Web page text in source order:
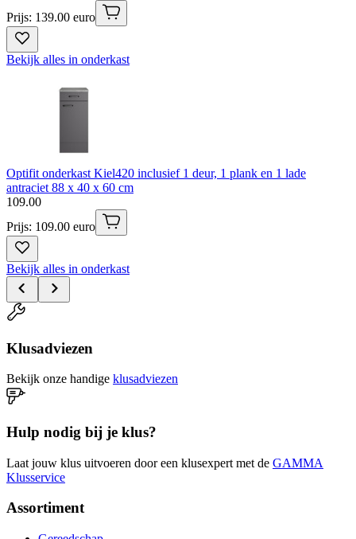
Prijs: 139.00 euro
Bekijk alles in onderkast
Optifit onderkast Kiel420 inclusief 1 deur, 1 plank en 1 lade
antraciet 88 x 40 x 60 cm
109.00
Prijs: 109.00 euro
Bekijk alles in onderkast
Klusadviezen
Bekijk onze handige klusadviezen
Hulp nodig bij je klus?
Laat jouw klus uitvoeren door een klusexpert met de GAMMA
Klusservice
Assortiment